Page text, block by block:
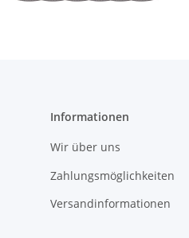
Informationen
Wir über uns
Zahlungsmöglichkeiten
Versandinformationen